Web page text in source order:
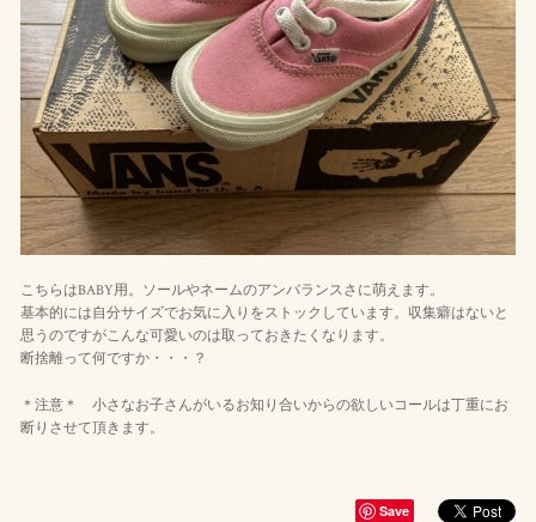
こちらはBABY用。ソールやネームのアンバランスさに萌えます。
基本的には自分サイズでお気に入りをストックしています。収集癖はないと
思うのですがこんな可愛いのは取っておきたくなります。
断捨離って何ですか・・・？
＊注意＊ 小さなお子さんがいるお知り合いからの欲しいコールは丁重にお
断りさせて頂きます。
Save